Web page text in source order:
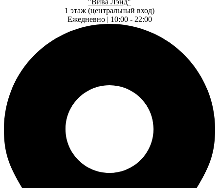
"Вива Лэнд"
1 этаж (центральный вход)
Ежедневно | 10:00 - 22:00